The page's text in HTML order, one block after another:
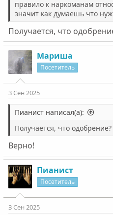
правило к наркоманам
значит как думаешь что
Получается, что
Мариша
Посетитель
3 Сен 2025
Пианист написал(а):
Получается, что одобрение?
Верно!
Пианист
Посетитель
3 Сен 2025